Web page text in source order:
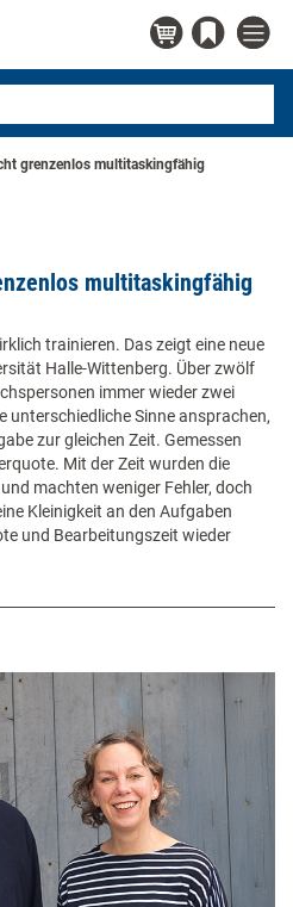
grenzenlos multitaskingfähig
multitaskingfähig
trainieren. Das zeigt eine neue
Halle-Wittenberg. Über zwölf
immer wieder zwei
unterschiedliche Sinne ansprachen,
zur gleichen Zeit. Gemessen
Mit der Zeit wurden die
machten weniger Fehler, doch
Kleinigkeit an den Aufgaben
und Bearbeitungszeit wieder